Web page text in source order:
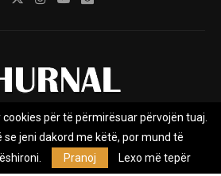
Marketing
Kontakt
Privacy Policy
për të përmirësuar përvojën tuaj.
se jeni dakord me këtë, por mund të
Pranoj Lexo më tepër